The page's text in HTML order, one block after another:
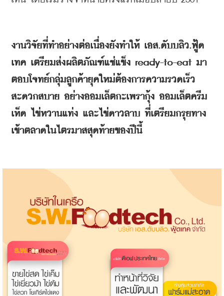
งานวิจัยที่ทำอย่างต่อเนื่องยังทำให้ เอส.ดับบลิว.ฟู้ด
เทค เตรียมส่งผลิตภัณฑ์แช่แข็ง ready-to-eat มา
ตอบโจทย์กลุ่มลูกค้ายุคใหม่ต้องการความรวดเร็ว
สะดวกสบาย อย่างออมเล็ตกะเพรากุ้ง ออมเล็ตครีม
เห็ด
ไข่หวานแท่ง และไข่ดาวลาบ ที่เตรียมกรุยทาง
เข้าตลาดในไตรมาสสุดท้ายของปีนี้